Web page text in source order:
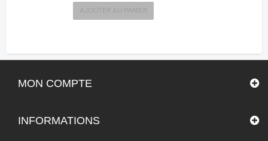
AJOUTER AU PANIER
MON COMPTE
INFORMATIONS